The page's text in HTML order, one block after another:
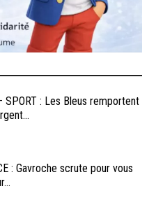
SPORT : Les Bleus remportent
: Gavroche scrute pour vous